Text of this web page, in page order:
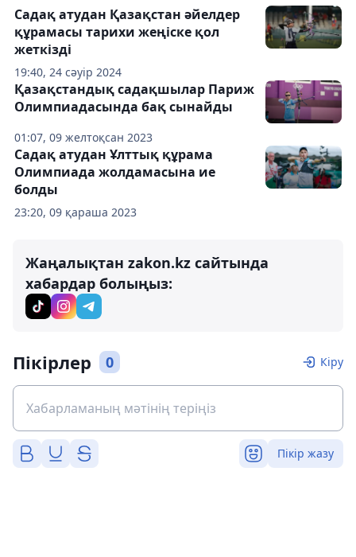
19:40, 24 сәуір 2024
Садақ атудан Қазақстан әйелдер
құрамасы тарихи жеңіске қол
жеткізді
01:07, 09 желтоқсан 2023
Қазақстандық садақшылар Париж
Олимпиадасында бақ сынайды
23:20, 09 қараша 2023
Садақ атудан Ұлттық құрама
Олимпиада жолдамасына ие
болды
Жаңалықтан zakon.kz сайтында
хабардар болыңыз:
Пікірлер 0 Кіру
Пікір жазу